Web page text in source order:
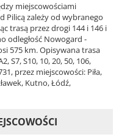
miejscowościami
Pilicą zależy od wybranego
trasą przez drogi 144 i 146 i
odległość Nowogard -
575 km. Opisywana trasa
S7, S10, 10, 20, 50, 106,
przez miejscowości: Piła,
Kutno, Łódź,